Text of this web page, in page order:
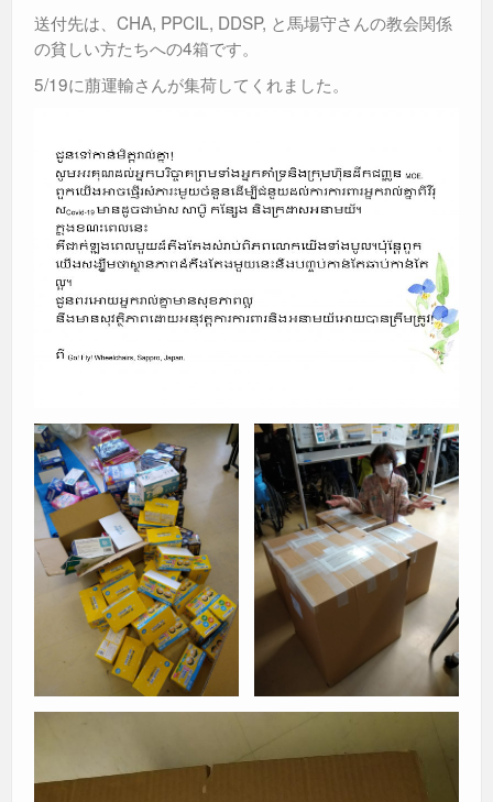
送付先は、CHA, PPCIL, DDSP, と馬場守さんの教会関係
の貧しい方たちへの4箱です。
5/19に萠運輸さんが集荷してくれました。